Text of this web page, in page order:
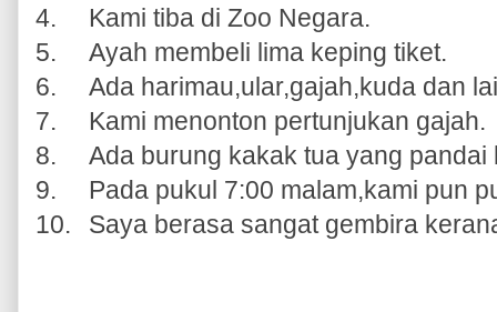
4.
Kami tiba di Zoo Negara.
5.
Ayah membeli lima keping tiket.
6.
Ada harimau,ular,gajah,kuda dan
7.
Kami menonton pertunjukan gajah.
8.
Ada burung kakak tua yang pandai
9.
Pada pukul 7:00 malam,kami pun
10.
Saya berasa sangat gembira